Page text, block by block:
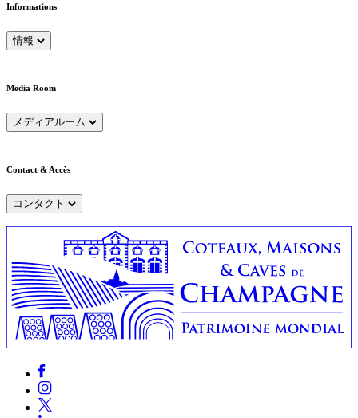
Informations
情報
Media Room
メディアルーム
Contact & Accès
コンタクト